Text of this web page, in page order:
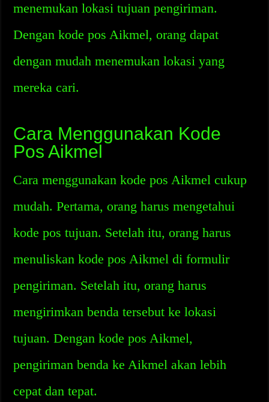
menemukan lokasi tujuan pengiriman.
Dengan kode pos Aikmel, orang dapat
dengan mudah menemukan lokasi yang
mereka cari.
Cara Menggunakan Kode
Pos Aikmel
Cara menggunakan kode pos Aikmel cukup
mudah. Pertama, orang harus mengetahui
kode pos tujuan. Setelah itu, orang harus
menuliskan kode pos Aikmel di formulir
pengiriman. Setelah itu, orang harus
mengirimkan benda tersebut ke lokasi
tujuan. Dengan kode pos Aikmel,
pengiriman benda ke Aikmel akan lebih
cepat dan tepat.